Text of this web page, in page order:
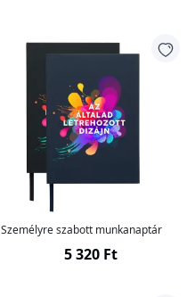
Személyre szabott munkanaptár
5 320 Ft